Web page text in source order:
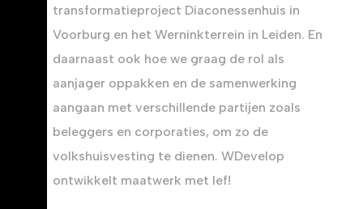
transformatieproject Diaconessenhuis in
Voorburg en het Werninkterrein in Leiden. En
daarnaast ook hoe we graag de rol als
aanjager oppakken en de samenwerking
aangaan met verschillende partijen zoals
beleggers en corporaties, om zo de
volkshuisvesting te dienen. WDevelop
ontwikkelt maatwerk met lef!